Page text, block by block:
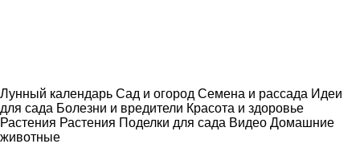
Лунный календарь Сад и огород Семена и рассада Идеи
для сада Болезни и вредители Красота и здоровье
Растения Растения Поделки для сада Видео Домашние
животные